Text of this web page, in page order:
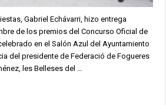
Gabriel Echávarri, hizo entrega
de los premios del Concurso Oficial de
en el Salón Azul del Ayuntamiento
del presidente de Federació de Fogueres
les Belleses del …